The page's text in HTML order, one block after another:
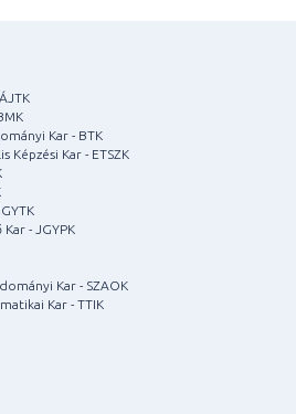
Kar - BTK
Képzési Kar - ETSZK
- JGYPK
Kar - SZAOK
Kar - TTIK